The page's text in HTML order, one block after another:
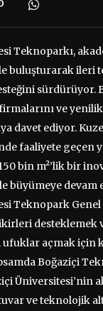
Teknoparkı,
buluşturarak ileri
sürdürüyor.
ve
davet ediyor.
faaliyete geçen
bin m²’lik bir
büyümeye
Teknopark
desteklemek
ufuklar açmak için
Boğaziçi
Üniversitesi’nin
ve teknolojik